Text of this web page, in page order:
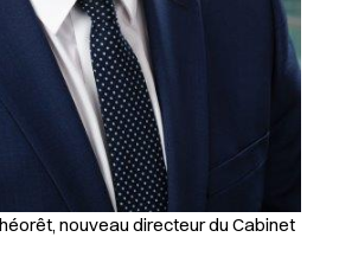
nouveau directeur du Cabinet